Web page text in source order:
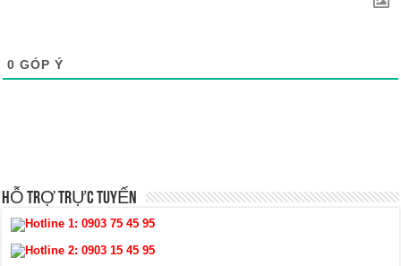
0 GÓP Ý
HỖ TRỢ TRỰC TUYẾN
Hotline 1:0903 75 45 95
Hotline 2:0903 15 45 95